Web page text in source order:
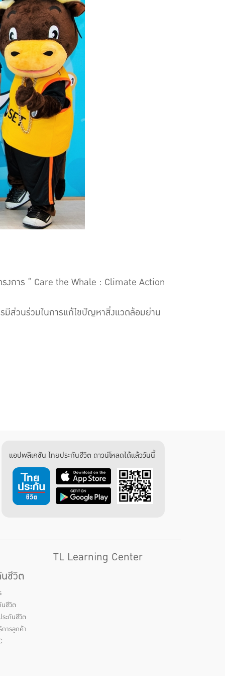
งการ “ Care the Whale : Climate Action
ส่วนร่วมในการแก้ไขปัญหาสิ่งแวดล้อมย่าน
แอปพลิเคชัน ไทยประกันชีวิต ดาวน์โหลดได้แล้ววันนี้
ชีวิต
ชีวิต
ะกันชีวิต
ารลูกค้า
TL Learning Center